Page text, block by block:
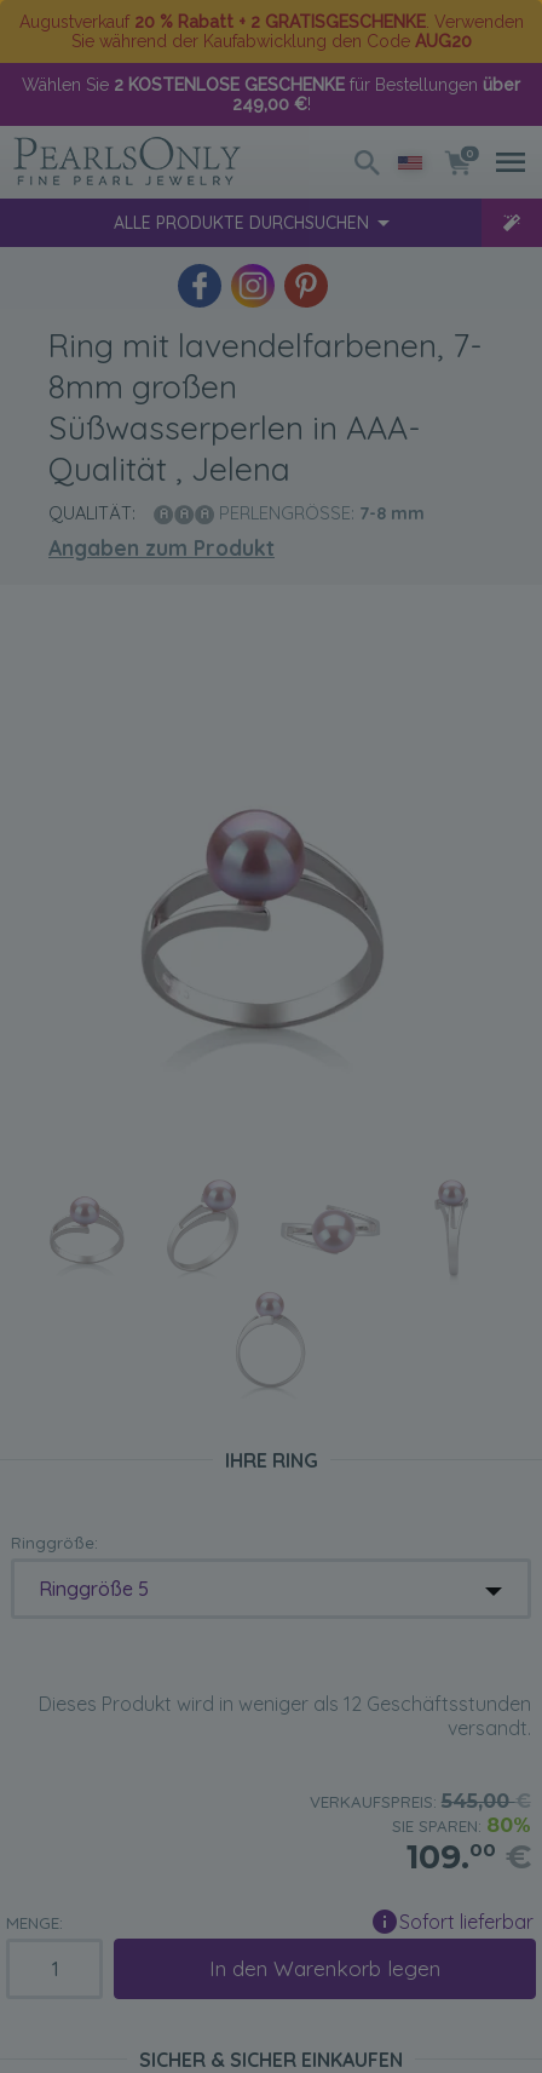
Augustverkauf 20 % Rabatt + 2 GRATISGESCHENKE. Verwenden
Sie während der Kaufabwicklung den Code AUG20
Wählen Sie 2 KOSTENLOSE GESCHENKE für Bestellungen über
249,00 €!
0
ALLE PRODUKTE DURCHSUCHEN
Ring mit lavendelfarbenen, 7-
8mm großen
Süßwasserperlen in AAA-
Qualität , Jelena
QUALITÄT: PERLENGRÖSSE: 7-8 mm
Angaben zum Produkt
IHRE RING
Ringgröße:
Ringgröße 5
Dieses Produkt wird in weniger als 12 Geschäftsstunden
versandt.
VERKAUFSPREIS: 545,00€
SIE SPAREN: 80%
109.00 €
MENGE: Sofort lieferbar
In den Warenkorb legen
SICHER & SICHER EINKAUFEN